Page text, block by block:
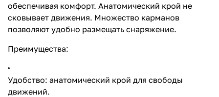
обеспечивая комфорт. Анатомический крой не
сковывает движения. Множество карманов
позволяют удобно размещать снаряжение.
Преимущества:
Удобство: анатомический крой для свободы
движений.